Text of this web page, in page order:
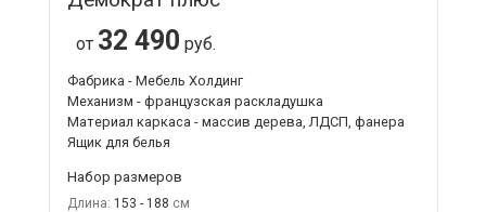
от 32 490 руб.
Фабрика - Мебель Холдинг
Механизм - французская раскладушка
Материал каркаса - массив дерева, ЛДСП, фанера
Ящик для белья
Набор размеров
Длина: 153 - 188